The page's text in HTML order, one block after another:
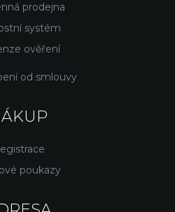
prodejna
systém
ověření
od smlouvy
poukazy